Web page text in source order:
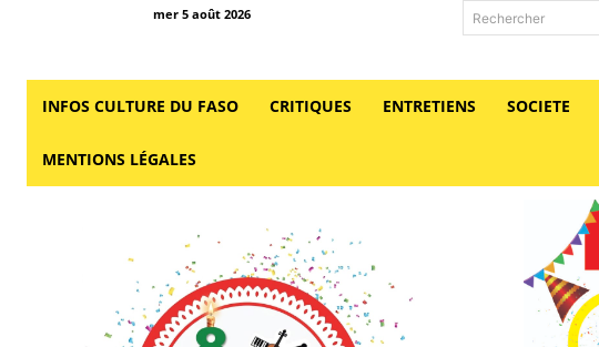
mer 5 août 2026 Rechercher
INFOS CULTURE DU FASO CRITIQUES ENTRETIENS SOCIETE
MENTIONS LÉGALES